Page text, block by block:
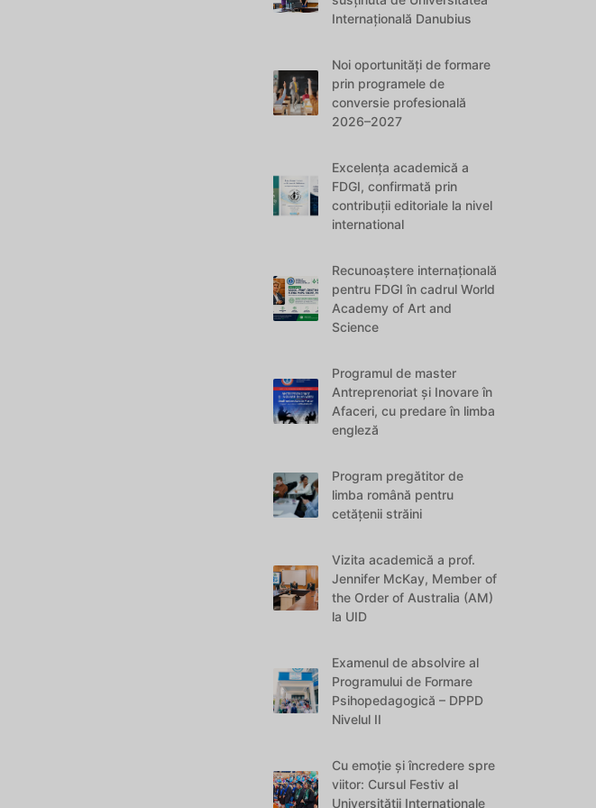
Internațională Danubius
Noi oportunități de formare
prin programele de
conversie profesională
2026–2027
Excelența academică a
FDGI, confirmată prin
contribuții editoriale la nivel
international
Recunoaștere internațională
pentru FDGI în cadrul World
Academy of Art and
Science
Programul de master
Antreprenoriat și Inovare în
Afaceri, cu predare în limba
engleză
Program pregătitor de
limba română pentru
cetățenii străini
Vizita academică a prof.
Jennifer McKay, Member of
the Order of Australia (AM)
la UID
Examenul de absolvire al
Programului de Formare
Psihopedagogică – DPPD
Nivelul II
Cu emoție și încredere spre
viitor: Cursul Festiv al
Universității Internaționale